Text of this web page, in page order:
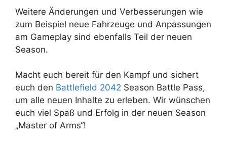
Weitere Änderungen und Verbesserungen wie
zum Beispiel neue Fahrzeuge und Anpassungen
am Gameplay sind ebenfalls Teil der neuen
Season.
Macht euch bereit für den Kampf und sichert
euch den Battlefield 2042 Season Battle Pass,
um alle neuen Inhalte zu erleben. Wir wünschen
euch viel Spaß und Erfolg in der neuen Season
„Master of Arms“!